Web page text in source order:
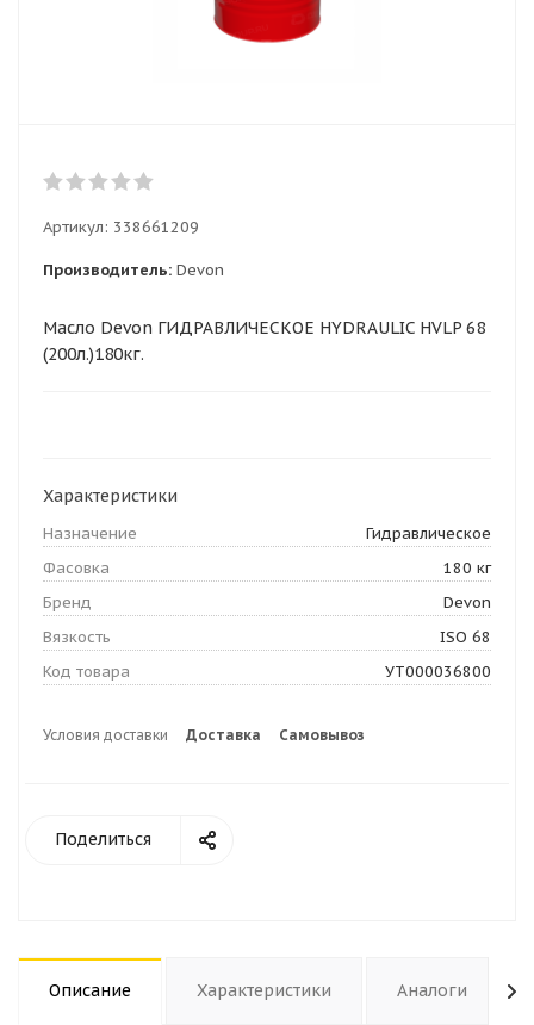
Артикул: 338661209
Производитель: Devon
Масло Devon ГИДРАВЛИЧЕСКОЕ HYDRAULIC HVLP 68
(200л.)180кг.
Характеристики
Назначение
Гидравлическое
Фасовка
180 кг
Бренд
Devon
Вязкость
ISO 68
Код товара
УТ000036800
Условия доставки Доставка Самовывоз
Поделиться
Описание Характеристики Аналоги